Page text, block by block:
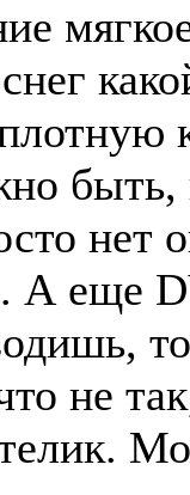
нет
А еще
не